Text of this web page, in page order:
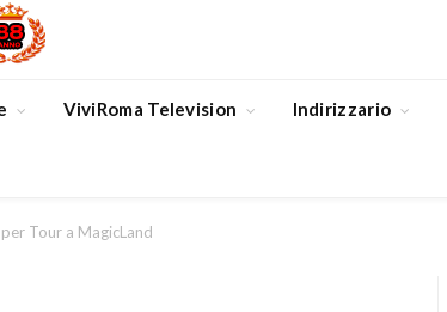
ViviRoma Television Indirizzario
Tour a MagicLand